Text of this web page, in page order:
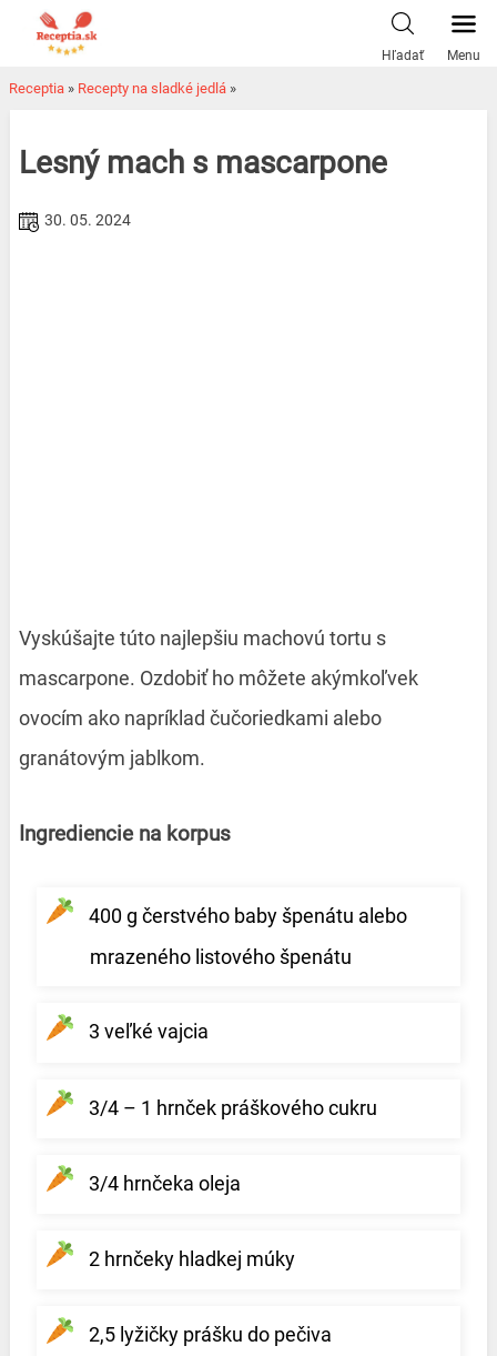
Hľadať Menu
Receptia » Recepty na sladké jedlá »
Lesný mach s mascarpone
30. 05. 2024
Vyskúšajte túto najlepšiu machovú tortu s
mascarpone. Ozdobiť ho môžete akýmkoľvek
ovocím ako napríklad čučoriedkami alebo
granátovým jablkom.
Ingrediencie na korpus
400 g čerstvého baby špenátu alebo
mrazeného listového špenátu
3 veľké vajcia
3/4 – 1 hrnček práškového cukru
3/4 hrnčeka oleja
2 hrnčeky hladkej múky
2,5 lyžičky prášku do pečiva